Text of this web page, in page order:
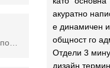
акуратно
е динамичен
общност го
Отдели 3
дизайн